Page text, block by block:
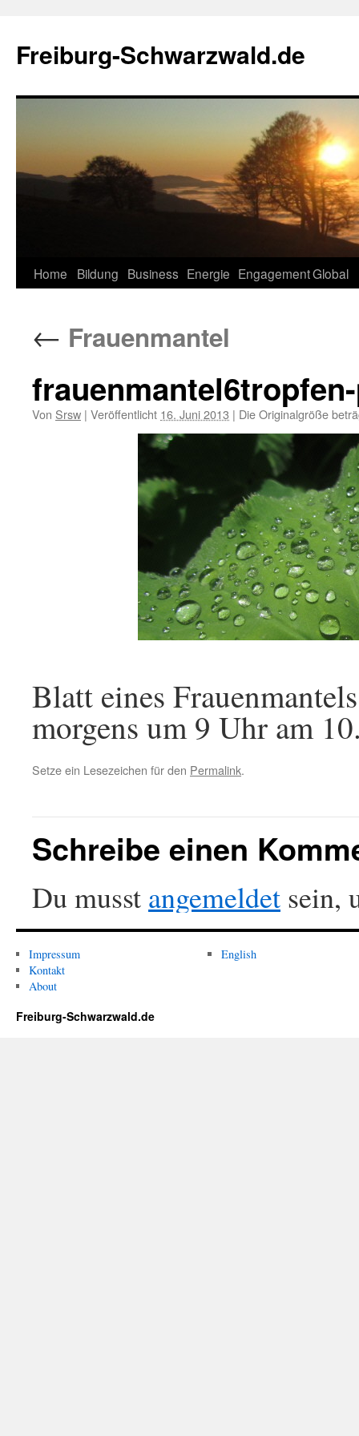
springen
Freiburg-Schwarzwald.de
Home Bildung Business Energie EngagementGlobal
← Frauenmantel
Von Srsw | Veröffentlicht 16. Juni 2013 | Die Originalgröße
Blatt eines
morgens um 9 Uhr am
Setze ein Lesezeichen für den Permalink.
Schreibe einen
Du musst angemeldet sein,
Impressum
Kontakt
About
English
Freiburg-Schwarzwald.de